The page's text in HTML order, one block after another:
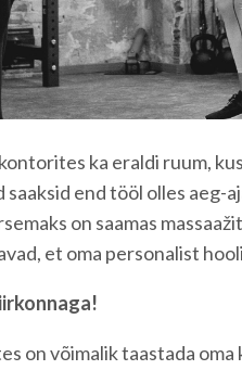
ka eraldi ruum,
end tööl olles aeg-
on saamas
et oma personalist
on võimalik taastada oma